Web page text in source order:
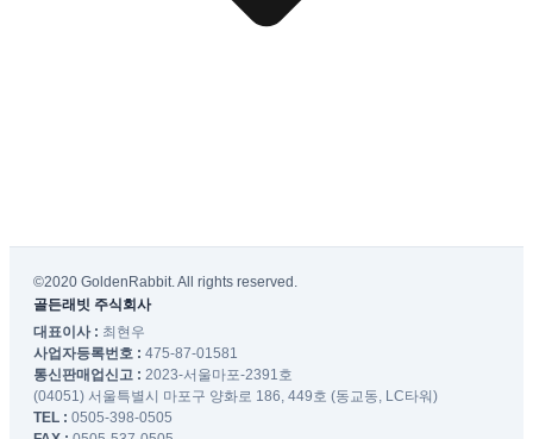
©2020 GoldenRabbit. All rights reserved.
골든래빗 주식회사
대표이사 : 최현우
사업자등록번호 : 475-87-01581
통신판매업신고 : 2023-서울마포-2391호
(04051) 서울특별시 마포구 양화로 186, 449호 (동교동, LC타워)
TEL : 0505-398-0505